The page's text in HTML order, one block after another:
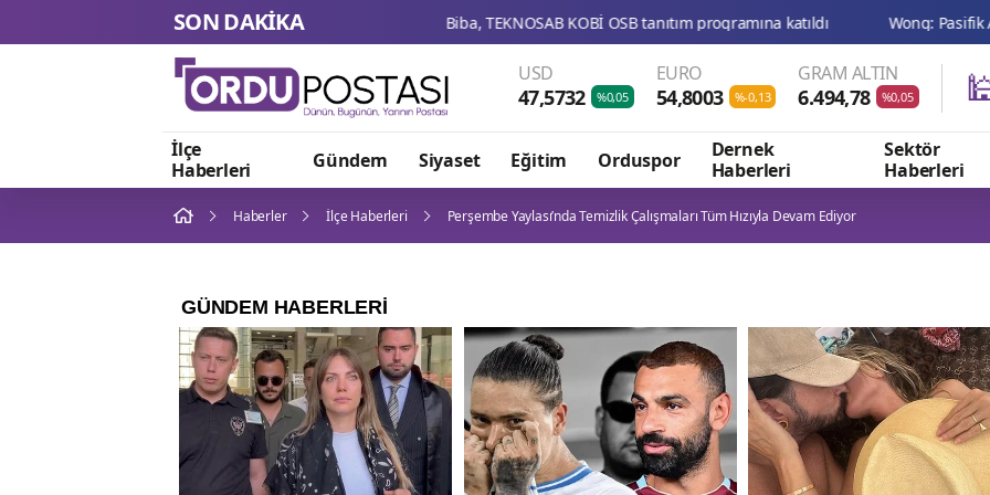
SON DAKİKA
USD
47,5732 %0,05
EURO
54,8003 %-0,13
GRAM ALTIN
6.494,78 %0,05
İlçe
Haberleri
Gündem Siyaset Eğitim Orduspor
Dernek
Haberleri
Sektör
Haberleri
Haberler İlçe Haberleri Perşembe Yaylası’nda Temizlik Çalışmaları Tüm Hızıyla Devam Ediyor